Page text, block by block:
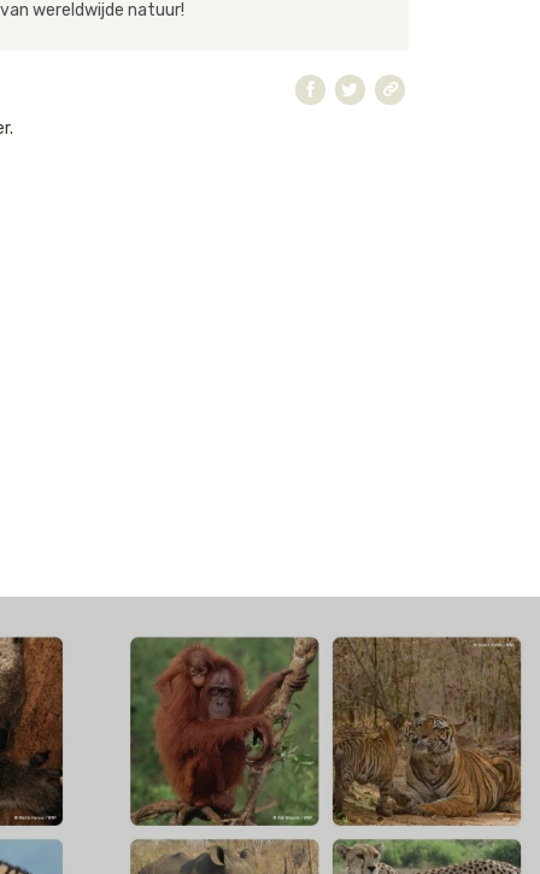
wereldwijde natuur!